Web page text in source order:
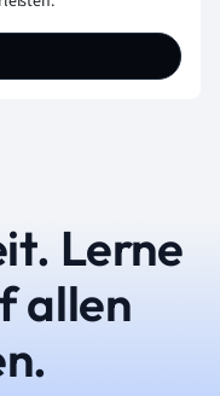
Lerne
allen